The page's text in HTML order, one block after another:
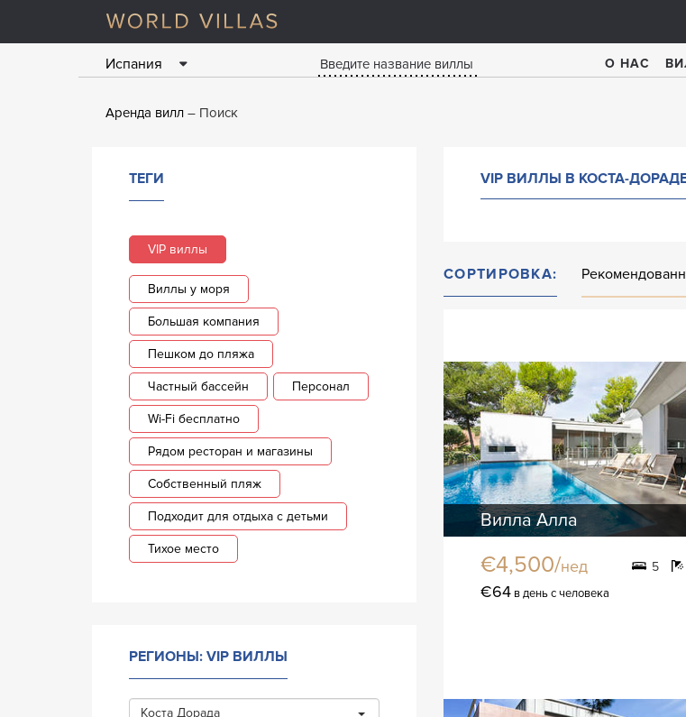
Испания О НАС
Аренда вилл Поиск
ТЕГИ
VIP виллы
Виллы у моря
Большая компания
Пешком до пляжа
Частный бассейн Персонал
Wi-Fi бесплатно
Рядом ресторан и магазины
Собственный пляж
Подходит для отдыха с детьми
Тихое место
РЕГИОНЫ: VIP ВИЛЛЫ
Коста Дорада
VIP ВИЛЛЫ В КОСТА-
СОРТИРОВКА:
Вилла Алла
€4,500/нед 5
€64 в день с человека